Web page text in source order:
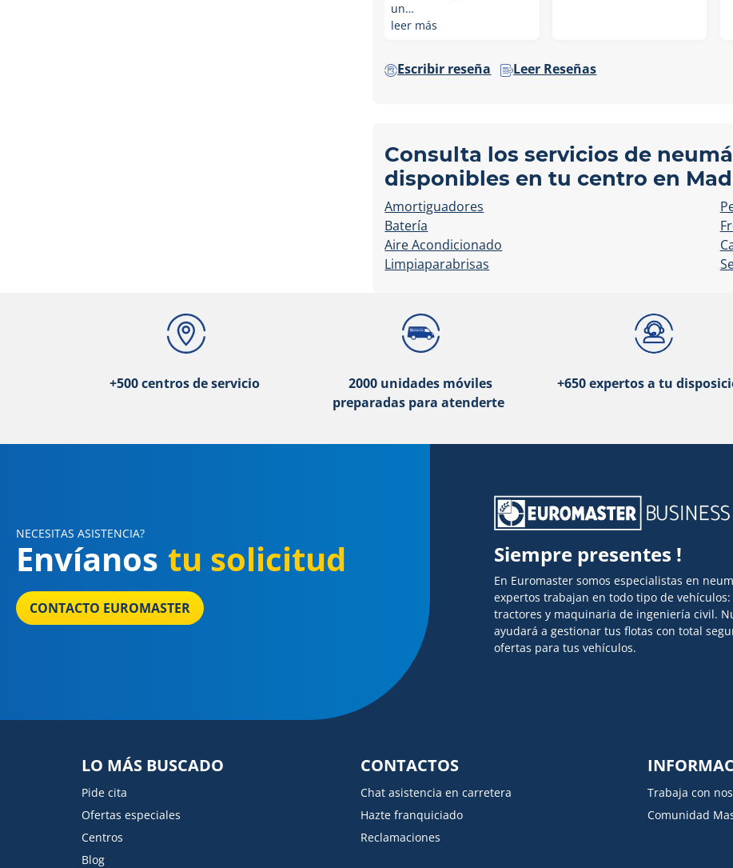
un…
leer más
Escribir reseña Leer Reseñas
Consulta los servicios de
disponibles en tu centro en
Amortiguadores
Batería
Aire Acondicionado
Limpiaparabrisas
+500 centros de servicio
2000 unidades móviles
preparadas para atenderte
+650 expertos a tu
NECESITAS ASISTENCIA?
Envíanos tu solicitud
CONTACTO EUROMASTER
Siempre presentes !
En Euromaster somos especialistas en
expertos trabajan en todo tipo de
tractores y maquinaria de ingeniería civil.
ayudará a gestionar tus flotas con total
ofertas para tus vehículos.
LO MÁS BUSCADO
Pide cita
Ofertas especiales
Centros
Blog
CONTACTOS
Chat asistencia en carretera
Hazte franquiciado
Reclamaciones
Trabaja con
Comunidad